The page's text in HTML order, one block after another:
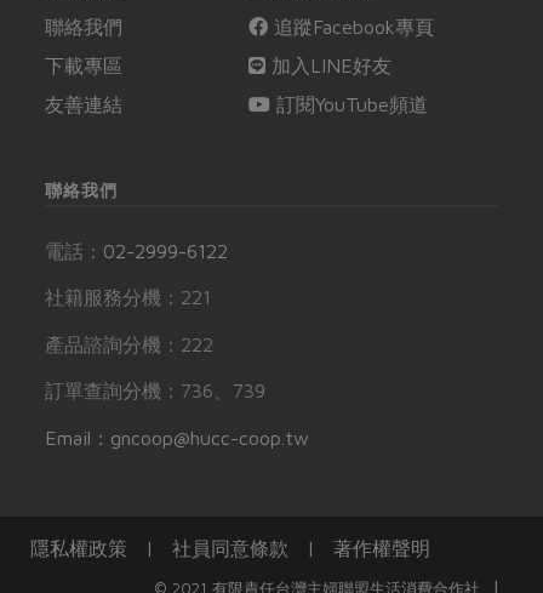
聯絡我們
下載專區
友善連結
追蹤Facebook專頁
加入LINE好友
訂閱YouTube頻道
聯絡我們
電話： 02-2999-6122
社籍服務分機：221
產品諮詢分機：222
訂單查詢分機：736、739
Email：gncoop@hucc-coop.tw
隱私權政策 | 社員同意條款 | 著作權聲明
© 2021 有限責任台灣主婦聯盟生活消費合作社 |